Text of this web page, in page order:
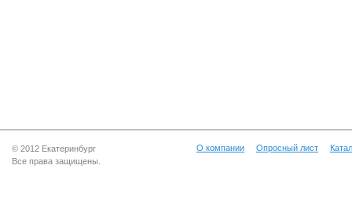
© 2012 Екатеринбург
Все права защищены.
О компании Опросный лист